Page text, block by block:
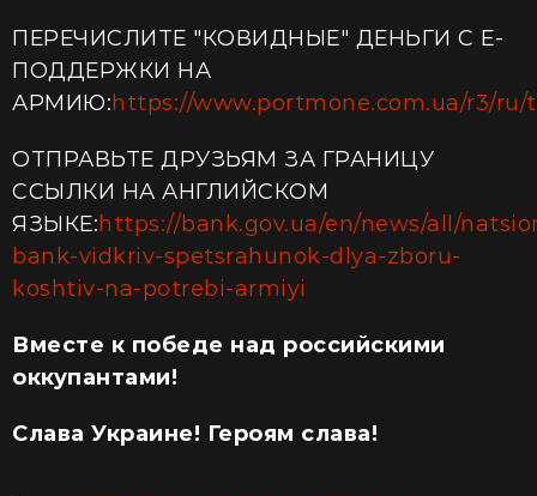
ПЕРЕЧИСЛИТЕ "КОВИДНЫЕ" ДЕНЬГИ С Е-
ПОДДЕРЖКИ НА
АРМИЮ:https://www.portmone.com.ua/r3/ru/
ОТПРАВЬТЕ ДРУЗЬЯМ ЗА ГРАНИЦУ
ССЫЛКИ НА АНГЛИЙСКОМ
ЯЗЫКЕ:https://bank.gov.ua/en/news/all/
bank-vidkriv-spetsrahunok-dlya-zboru-
koshtiv-na-potrebi-armiyi
Вместе к победе над российскими
оккупантами!
Слава Украине! Героям слава!